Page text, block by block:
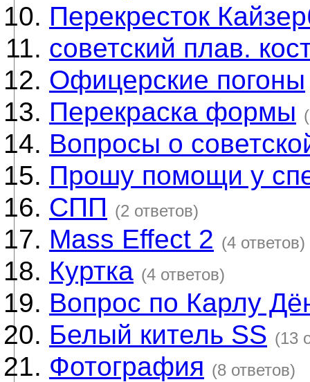
Перекресток
советский плав.
Офицерские погоны
Перекраска формы
Вопросы о
Прошу помощи у
СПП (2 ответов)
Mass Effect 2 (4 ответов)
Куртка (4 ответов)
Вопрос по Карлу
Белый китель SS (13
Фотография (8 ответов)